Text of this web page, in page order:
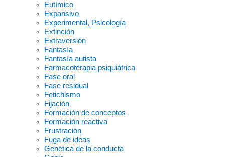
Eutímico
Expansivo
Experimental, Psicología
Extinción
Extraversión
Fantasía
Fantasía autista
Farmacoterapia psiquiátrica
Fase oral
Fase residual
Fetichismo
Fijación
Formación de conceptos
Formación reactiva
Frustración
Fuga de ideas
Genética de la conducta